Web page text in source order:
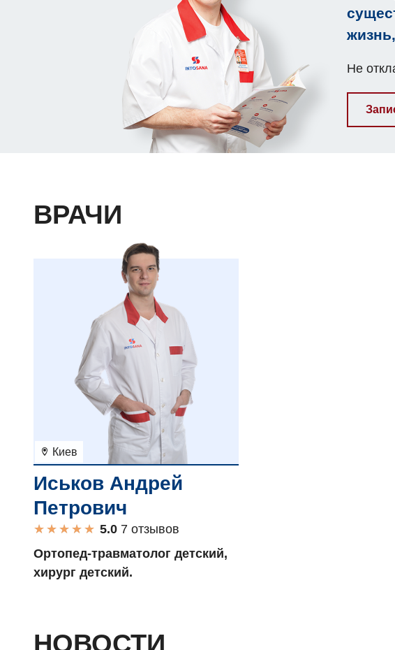
Не
ВРАЧИ
Киев
Иськов Андрей
Петрович
★
★
★
★
★
★ ★ ★ ★ ★
7 отзывов
Ортопед-травматолог детский,
хирург детский.
НОВОСТИ